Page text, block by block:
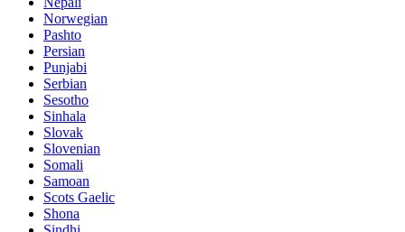
Norwegian
Pashto
Persian
Punjabi
Serbian
Sesotho
Sinhala
Slovak
Slovenian
Somali
Samoan
Scots Gaelic
Shona